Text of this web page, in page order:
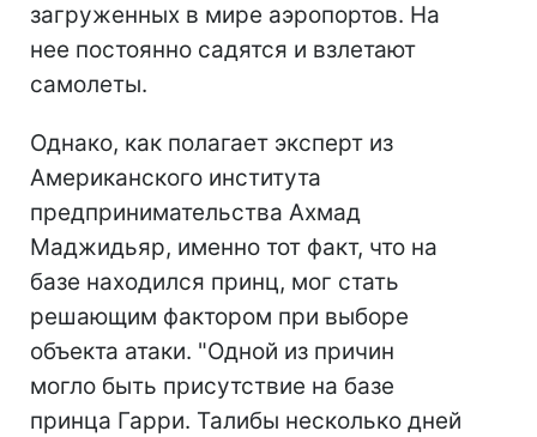
загруженных в мире аэропортов. На
нее постоянно садятся и взлетают
самолеты.
Однако, как полагает эксперт из
Американского института
предпринимательства Ахмад
Маджидьяр, именно тот факт, что на
базе находился принц, мог стать
решающим фактором при выборе
объекта атаки. "Одной из причин
могло быть присутствие на базе
принца Гарри. Талибы несколько дней